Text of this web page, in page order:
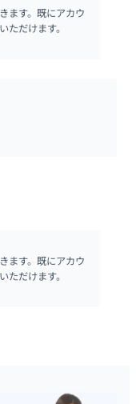
ます。既にアカウ
ただけます。
ます。既にアカウ
ただけます。